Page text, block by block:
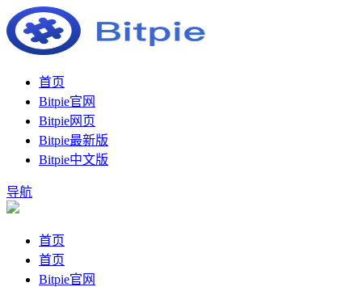
首页
Bitpie官网
Bitpie网页
Bitpie最新版
Bitpie中文版
导航
首页
首页
Bitpie官网